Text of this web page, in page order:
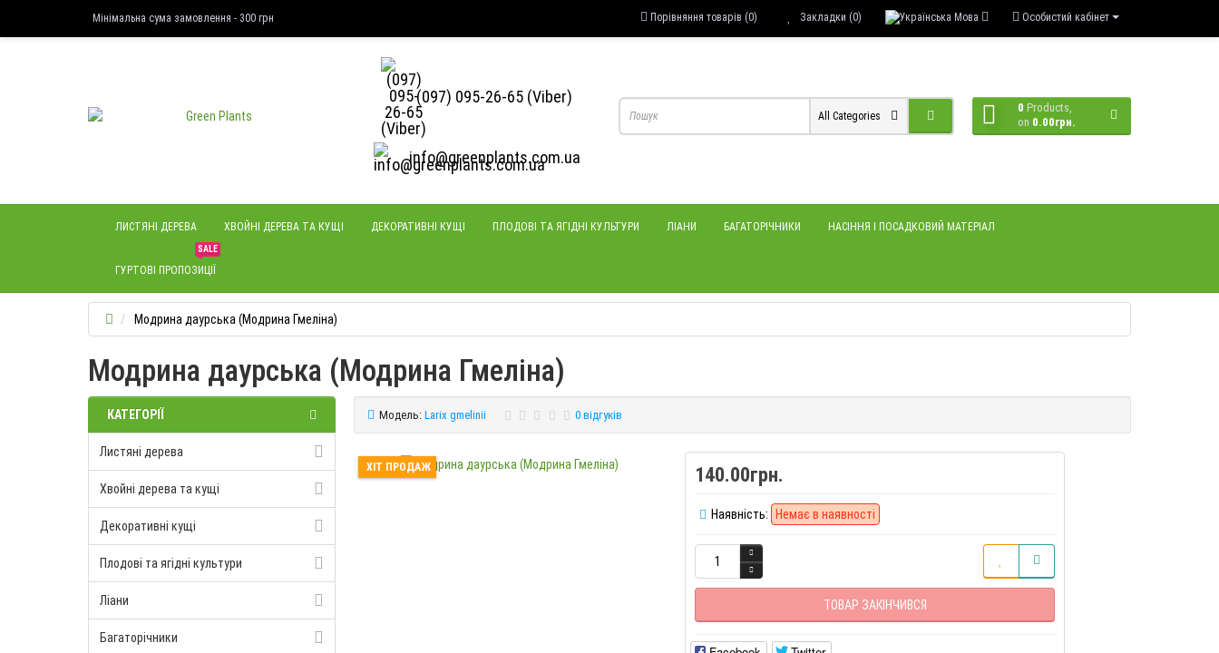
Мінімальна сума замовлення - 300 грн Особистий кабінет
Мова
Закладки (0)
Порівняння товарів (0)
(097) 095-26-65 (Viber)
info@greenplants.com.ua
0 Products,
on 0.00грн.
All Categories
ЛИСТЯНІ ДЕРЕВА ХВОЙНІ ДЕРЕВА ТА КУЩІ ДЕКОРАТИВНІ КУЩІ ПЛОДОВІ ТА ЯГІДНІ КУЛЬТУРИ ЛІАНИ БАГАТОРІЧНИКИ НАСІННЯ І ПОСАДКОВИЙ МАТЕРІАЛ
SALE
ГУРТОВІ ПРОПОЗИЦІЇ
Модрина даурська (Модрина Гмеліна)
Модрина даурська (Модрина Гмеліна)
КАТЕГОРІЇ
Листяні дерева
Хвойні дерева та кущі
Декоративні кущі
Плодові та ягідні культури
Ліани
Багаторічники
Модель: Larix gmelinii 0 відгуків
ХІТ ПРОДАЖ 140.00грн.
Наявність: Немає в наявності
ТОВАР ЗАКІНЧИВСЯ